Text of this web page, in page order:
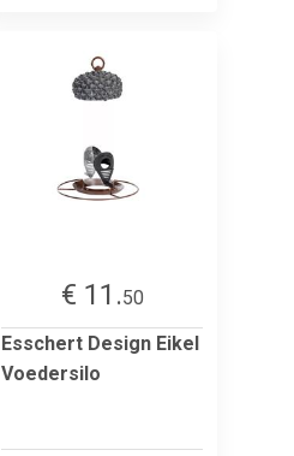
€ 11.50
Esschert Design Eikel
Voedersilo